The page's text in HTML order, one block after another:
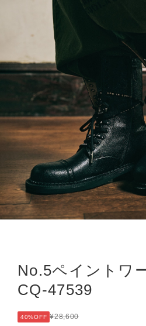
No.5ペイントワ
CQ-47539
40%OFF ¥28,600